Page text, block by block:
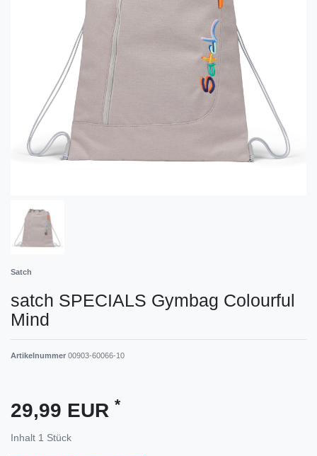
Satch
satch SPECIALS Gymbag Colourful
Mind
Artikelnummer 00903-60066-10
29,99 EUR *
Inhalt 1 Stück